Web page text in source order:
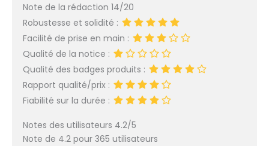
Note de la rédaction 14/20
Robustesse et solidité :
Facilité de prise en main :
Qualité de la notice :
Qualité des badges produits :
Rapport qualité/prix :
Fiabilité sur la durée :
Notes des utilisateurs 4.2/5
Note de 4.2 pour 365 utilisateurs